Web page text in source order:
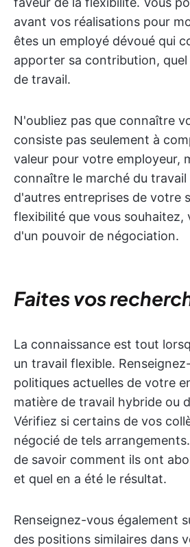
avant vos réalisations pour
êtes un employé dévoué qui
apporter sa contribution,
de travail.
N'oubliez pas que connaître
consiste pas seulement à
valeur pour votre employeur,
connaître le marché du
d'autres entreprises de votre
flexibilité que vous souhaitez,
d'un pouvoir de négociation.
Faites vos
La connaissance est tout
un travail flexible.
politiques actuelles de votre
matière de travail hybride ou
Vérifiez si certains de vos
négocié de tels
de savoir comment ils ont
et quel en a été le résultat.
Renseignez-vous également
des positions similaires dans